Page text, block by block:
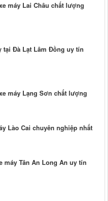
máy Lai Châu chất lượng
tại Đà Lạt Lâm Đồng uy tín
máy Lạng Sơn chất lượng
Lào Cai chuyên nghiệp nhất
máy Tân An Long An uy tín